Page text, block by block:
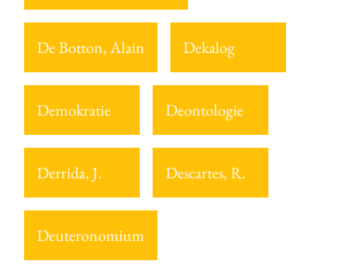
De Botton, Alain Dekalog
Demokratie Deontologie
Derrida, J. Descartes, R.
Deuteronomium